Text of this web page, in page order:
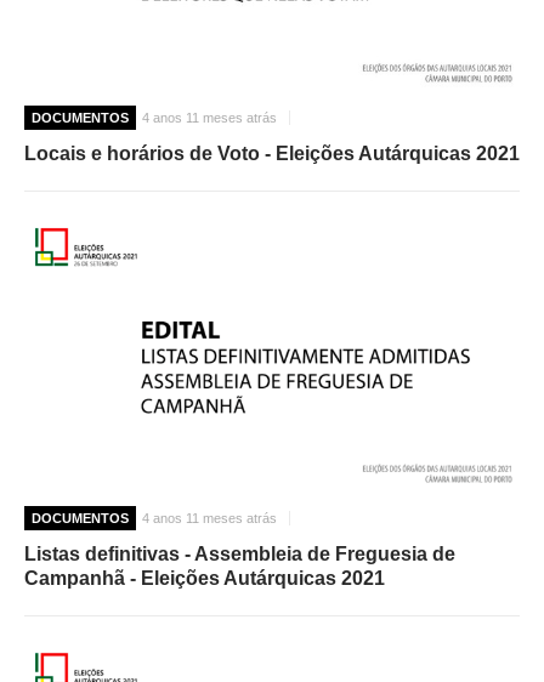
DOCUMENTOS 4 anos 11 meses atrás
Locais e horários de Voto - Eleições Autárquicas 2021
DOCUMENTOS 4 anos 11 meses atrás
Listas definitivas - Assembleia de Freguesia de
Campanhã - Eleições Autárquicas 2021